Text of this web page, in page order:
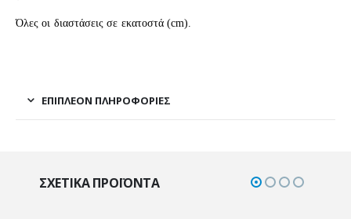
Όλες οι διαστάσεις σε εκατοστά (cm).
ΕΠΙΠΛΈΟΝ ΠΛΗΡΟΦΟΡΊΕΣ
ΣΧΕΤΙΚΆ ΠΡΟΪΌΝΤΑ